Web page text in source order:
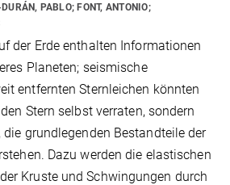
PABLO; FONT, ANTONIO;
der Erde enthalten Informationen
Planeten; seismische
entfernten Sternleichen könnten
Stern selbst verraten, sondern
grundlegenden Bestandteile der
Dazu werden die elastischen
Kruste und Schwingungen durch